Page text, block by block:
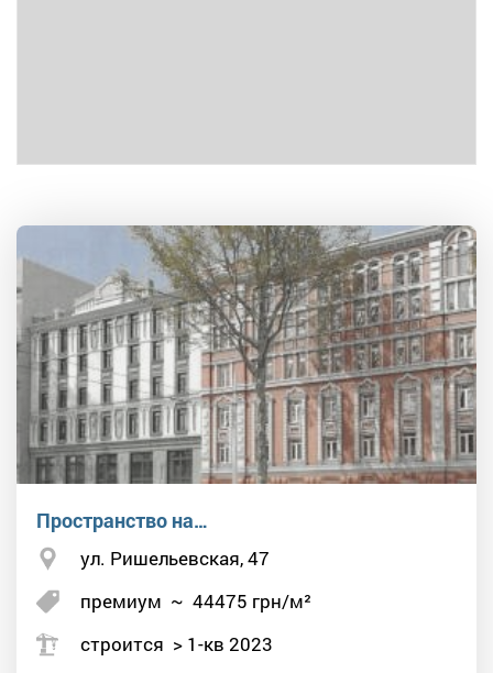
Пространство на…
ул. Ришельевская, 47
премиум ~ 44475 грн/м²
строится > 1-кв 2023